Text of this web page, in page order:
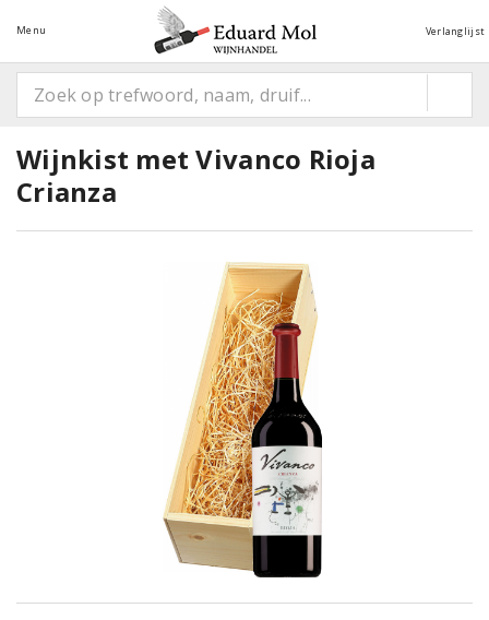
Menu Verlanglijst
Wijnkist met Vivanco Rioja
Crianza